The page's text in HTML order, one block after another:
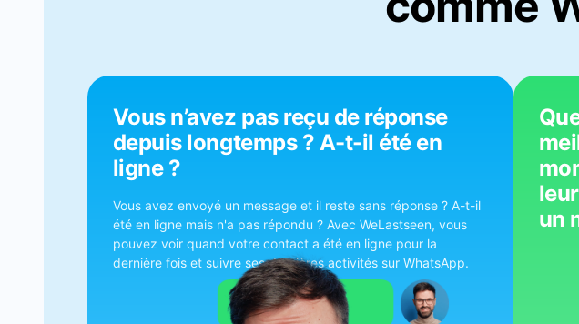
Vous n’avez pas reçu de réponse
depuis longtemps ? A-t-il été en
ligne ?
Vous avez envoyé un message et il reste sans réponse ? A-t-il
été en ligne mais n'a pas répondu ? Avec WeLastseen, vous
pouvez voir quand votre contact a été en ligne pour la
dernière fois et suivre ses dernières activités sur WhatsApp.
un